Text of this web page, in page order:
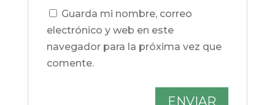
Guarda mi nombre, correo
electrónico y web en este
navegador para la próxima vez que
comente.